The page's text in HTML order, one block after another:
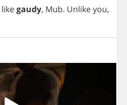
likegaudy, Mub. Unlikeyou,